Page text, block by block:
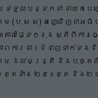
ទទួលបន្ទុកជា នាយកបេ
(ប.ស.ស) អញ្ជើញជាអធិ
ាលផ្ទៃក្នុង ស្តីពីការធ្
ការងារជំនាញទាក់ទង
ដល់មន្ត្រី និងបុគ្គលិ
ខេត្តទាំង ២៤ខេត្ត និង